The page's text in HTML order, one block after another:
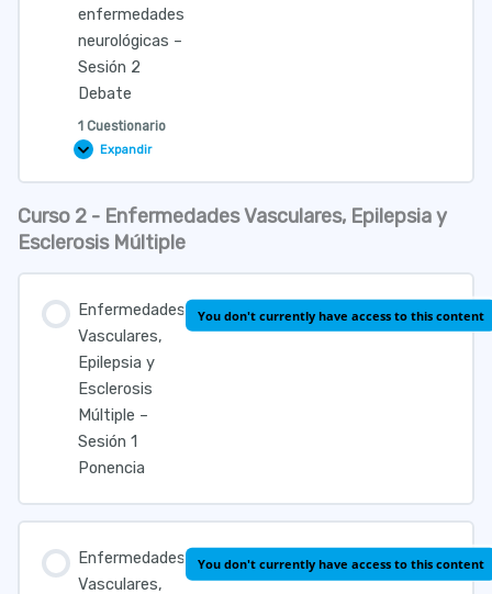
enfermedades
neurológicas –
Sesión 2
Debate
1 Cuestionario
Expandir
Diagnóstico
las
neurológicas
–
Sesión
Lección Contenido
Cuestionario Diagnóstico de las Enfermedades
Neurológicas
Curso 2 - Enfermedades Vasculares, Epilepsia y
Esclerosis Múltiple
Enfermedades
Vasculares,
Epilepsia y
Esclerosis
Múltiple –
Sesión 1
Ponencia
You don't currently have access to this content
Enfermedades
Vasculares,
You don't currently have access to this content